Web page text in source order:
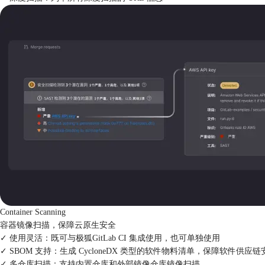
Container Scanning
容器镜像扫描，保障云原生安全
✓ 使用灵活： 既可与极狐GitLab CI 集成使用，也可单独使用
✓ SBOM 支持： 生成 CycloneDX 类型的软件物料清单，保障软件供应链